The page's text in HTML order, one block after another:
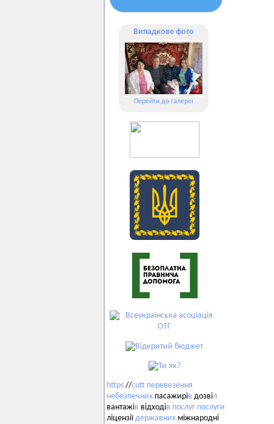
Випадкове фото
Перейти до галереї
https //cutt перевезення
небезпечних пасажирів дозвіл
вантажів відходів послуг послуги
ліцензіїдержавних міжнародні